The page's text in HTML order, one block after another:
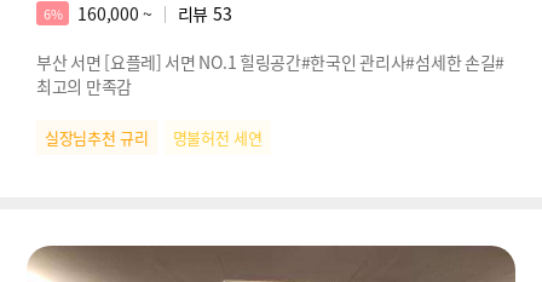
6% 160,000 ~ 리뷰 53
부산 서면 [요플레] 서면 NO.1 힐링공간#한국인 관리사#섬세한 손길#
최고의 만족감
실장님추천 규리 명불허전 세연